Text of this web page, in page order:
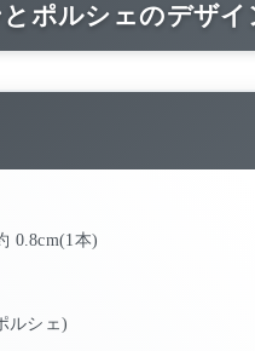
ポルシェのデザ
0.8cm(1本)
ルシェ)